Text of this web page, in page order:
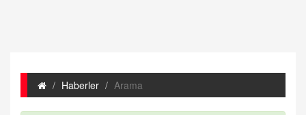
Haberler Arama